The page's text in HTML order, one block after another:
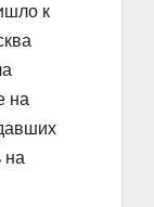
к
на
на